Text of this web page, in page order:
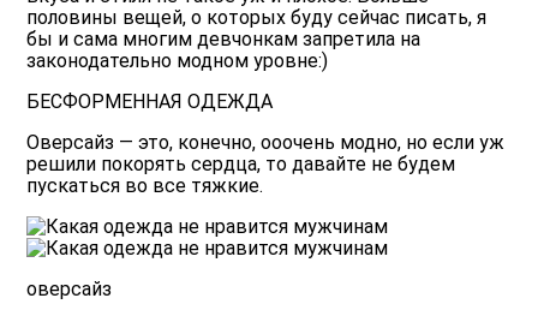
половины вещей, о которых буду сейчас писать, я
бы и сама многим девчонкам запретила на
законодательно модном уровне:)
БЕСФОРМЕННАЯ ОДЕЖДА
Оверсайз — это, конечно, ооочень модно, но если уж
решили покорять сердца, то давайте не будем
пускаться во все тяжкие.
оверсайз